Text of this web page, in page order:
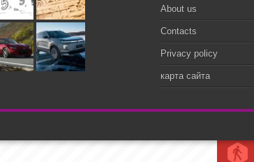
About us
Contacts
Privacy policy
карта сайта